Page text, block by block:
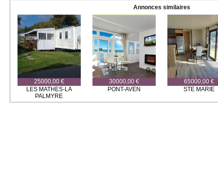
Annonces similaires
25000,00 €
LES MATHES-LA
PALMYRE
30000,00 €
PONT-AVEN
65000,00 €
STE MARIE